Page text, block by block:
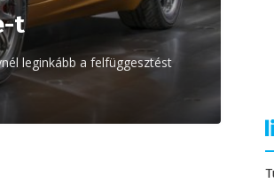
t
leginkább a felfüggesztést